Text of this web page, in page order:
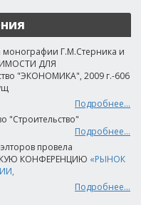
монографии Г.М.Стерника и
ДЛЯ
"ЭКОНОМИКА", 2009 г.-606
Подробнее...
"Строительство"
Подробнее...
провела
КОНФЕРЕНЦИЮ «РЫНОК
Подробнее...